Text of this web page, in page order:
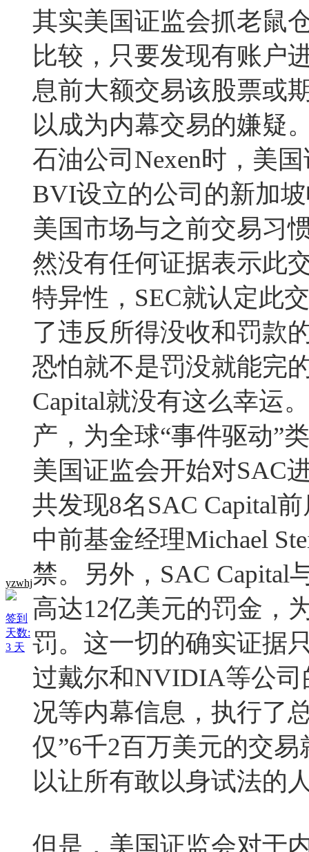
yzwhj
签到
天数:
3 天
其实美国证监会抓老鼠
比较，只要发现有账户
息前大额交易该股票或
以成为内幕交易的嫌疑
石油公司Nexen时，美
BVI设立的公司的新加
美国市场与之前交易习
然没有任何证据表示此
特异性，SEC就认定此
了违反所得没收和罚款
恐怕就不是罚没就能完
Capital就没有这么幸运
产，为全球“事件驱动”
美国证监会开始对SAC
共发现8名SAC Capital
中前基金经理Michael
禁。另外，SAC Capital
高达12亿美元的罚金，
罚。这一切的确实证据
过戴尔和NVIDIA等公
况等内幕信息，执行了
仅”6千2百万美元的交
以让所有敢以身试法的
但是，美国证监会对于